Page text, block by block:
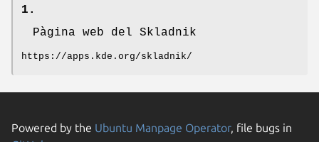
1.
Pàgina web del Skladnik
https://apps.kde.org/skladnik/
Powered by the Ubuntu Manpage Operator, file bugs in